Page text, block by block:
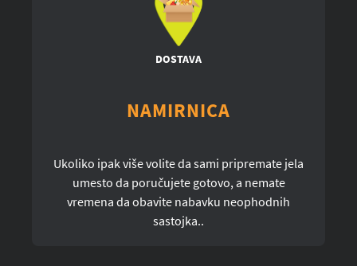
DOSTAVA
NAMIRNICA
Ukoliko ipak više volite da sami pripremate jela
umesto da poručujete gotovo, a nemate
vremena da obavite nabavku neophodnih
sastojka..